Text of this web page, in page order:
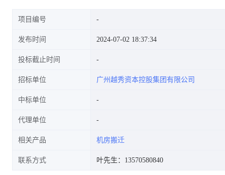
项目编号
发布时间 2024-07-02 18:37:34
投标截止时间
招标单位 广州越秀资本控股集团有限公司
中标单位
代理单位
相关产品 机房搬迁
联系方式 叶先生：13570580840